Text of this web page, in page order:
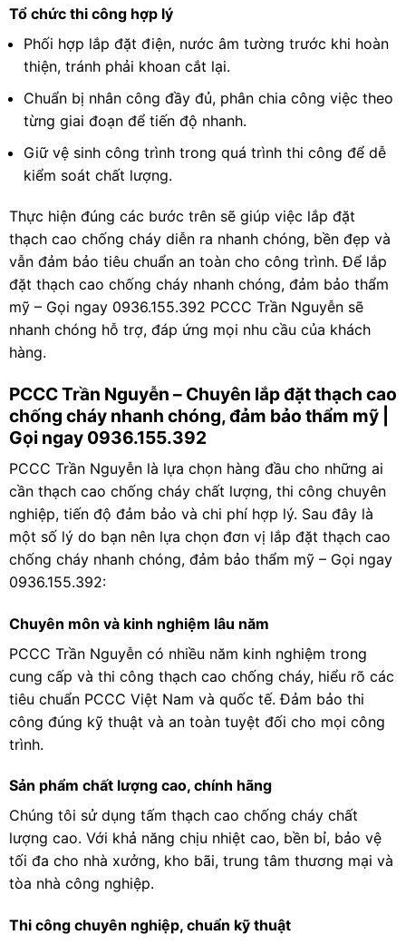
Tổ chức thi công hợp lý
Phối hợp lắp đặt điện, nước âm tường trước khi hoàn
thiện, tránh phải khoan cắt lại.
Chuẩn bị nhân công đầy đủ, phân chia công việc theo
từng giai đoạn để tiến độ nhanh.
Giữ vệ sinh công trình trong quá trình thi công để dễ
kiểm soát chất lượng.
Thực hiện đúng các bước trên sẽ giúp việc lắp đặt
thạch cao chống cháy diễn ra nhanh chóng, bền đẹp và
vẫn đảm bảo tiêu chuẩn an toàn cho công trình. Để lắp
đặt thạch cao chống cháy nhanh chóng, đảm bảo thẩm
mỹ – Gọi ngay 0936.155.392 PCCC Trần Nguyễn sẽ
nhanh chóng hỗ trợ, đáp ứng mọi nhu cầu của khách
hàng.
PCCC Trần Nguyễn – Chuyên lắp đặt thạch cao
chống cháy nhanh chóng, đảm bảo thẩm mỹ |
Gọi ngay 0936.155.392
PCCC Trần Nguyễn là lựa chọn hàng đầu cho những ai
cần thạch cao chống cháy chất lượng, thi công chuyên
nghiệp, tiến độ đảm bảo và chi phí hợp lý. Sau đây là
một số lý do bạn nên lựa chọn đơn vị lắp đặt thạch cao
chống cháy nhanh chóng, đảm bảo thẩm mỹ – Gọi ngay
0936.155.392:
Chuyên môn và kinh nghiệm lâu năm
PCCC Trần Nguyễn có nhiều năm kinh nghiệm trong
cung cấp và thi công thạch cao chống cháy, hiểu rõ các
tiêu chuẩn PCCC Việt Nam và quốc tế. Đảm bảo thi
công đúng kỹ thuật và an toàn tuyệt đối cho mọi công
trình.
Sản phẩm chất lượng cao, chính hãng
Chúng tôi sử dụng tấm thạch cao chống cháy chất
lượng cao. Với khả năng chịu nhiệt cao, bền bỉ, bảo vệ
tối đa cho nhà xưởng, kho bãi, trung tâm thương mại và
tòa nhà công nghiệp.
Thi công chuyên nghiệp, chuẩn kỹ thuật